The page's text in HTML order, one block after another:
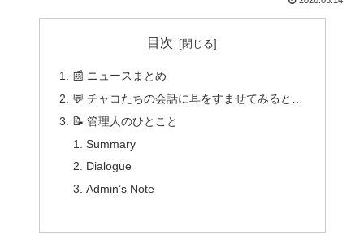
目次
📰 ニュースまとめ
💬 チャコたちの会話に耳をすませてみると…
📝 管理人のひとこと
Summary
Dialogue
Admin’s Note